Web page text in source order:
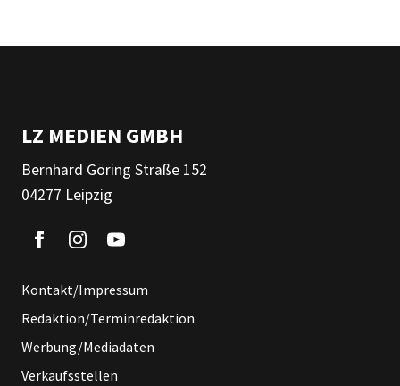
LZ MEDIEN GMBH
Bernhard Göring Straße 152
04277 Leipzig
Kontakt/Impressum
Redaktion/Terminredaktion
Werbung/Mediadaten
Verkaufsstellen